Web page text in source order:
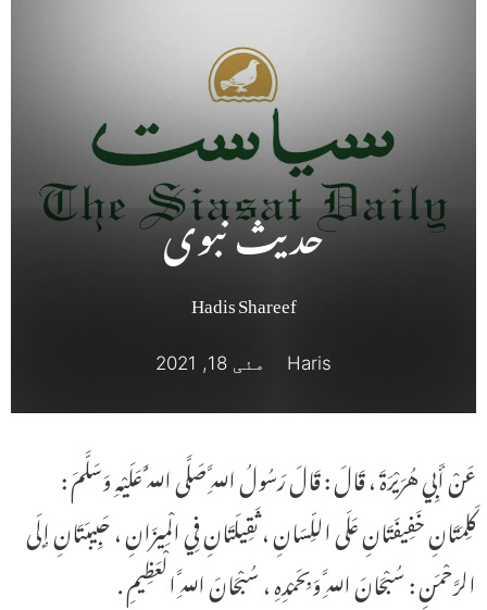
حدیث نبوی
Hadis Shareef
Haris مئی 18, 2021
عَنْ أَبِي هُرَيْرَةَ ، قَالَ : قَالَ رَسُولُ اللَّهِ صَلَّى اللَّهُ عَلَيْهِ وَسَلَّمَ :
كَلِمَتَانِ خَفِيفَتَانِ عَلَى اللِّسَانِ ، ثَقِيلَتَانِ فِي الْمِيزَانِ ، حَبِيبَتَانِ إِلَى
الرَّحْمَنِ : سُبْحَانَ اللَّهِ وَبِحَمْدِهِ ، سُبْحَانَ اللَّهِ الْعَظِيمِ .